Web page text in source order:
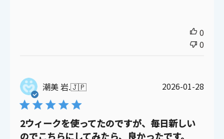
0
0
潮美 岩.🇯🇵
2ウィークを使ってたのですが、毎日新しい
のでこちらにしてみたら、良かったです。
公
2026-01-28